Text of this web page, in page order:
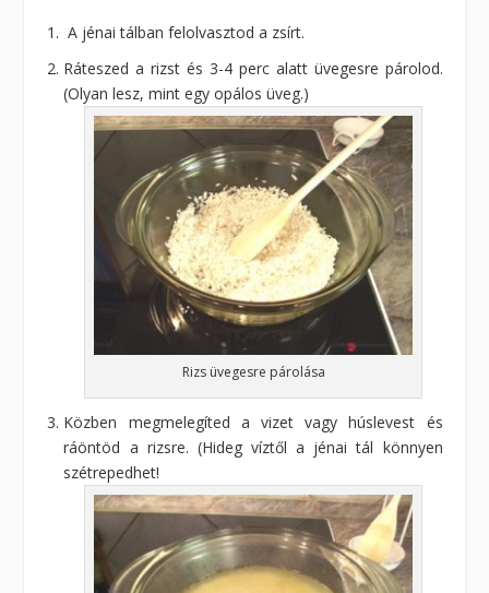
A jénai tálban felolvasztod a zsírt.
Ráteszed a rizst és 3-4 perc alatt üvegesre párolod.
(Olyan lesz, mint egy opálos üveg.)
Rizs üvegesre párolása
Közben megmelegíted a vizet vagy húslevest és
ráöntöd a rizsre. (Hideg víztől a jénai tál könnyen
szétrepedhet!